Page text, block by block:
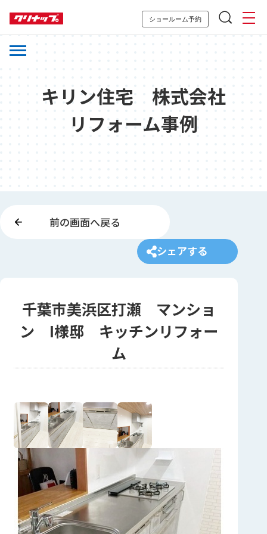
ショールーム予約
キリン住宅 株式会社
リフォーム事例
前の画面へ戻る
シェアする
千葉市美浜区打瀬 マンショ
ン I様邸 キッチンリフォー
ム